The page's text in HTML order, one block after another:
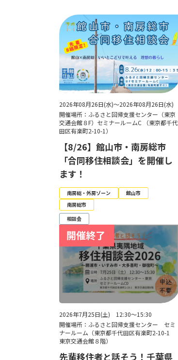
2026年08月26日(水)～2026年08月26日(水)
開催場所：ふるさと回帰支援センター（東京
交通会館８F）セミナールームC （東京都千代
田区有楽町2-10-1）
【8/26】館山市・南房総市
「合同移住相談会」を開催し
ます！
南房総・外房ゾーン
館山市
南房総市
相談会
2026年7月25日(土) 12:30～15:30
開催場所：ふるさと回帰支援センター セミ
ナールーム（東京都千代田区有楽町2-10-1
東京交通会館８階）
先輩移住者と話そう！千葉県